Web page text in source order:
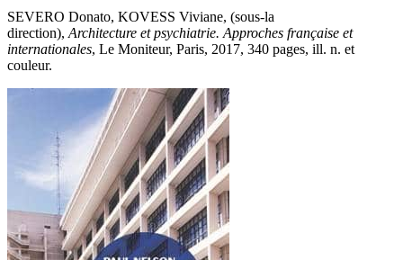
SEVERO Donato, KOVESS Viviane, (sous-la
direction), Architecture et psychiatrie. Approches française et
internationales, Le Moniteur, Paris, 2017, 340 pages, ill. n. et
couleur.